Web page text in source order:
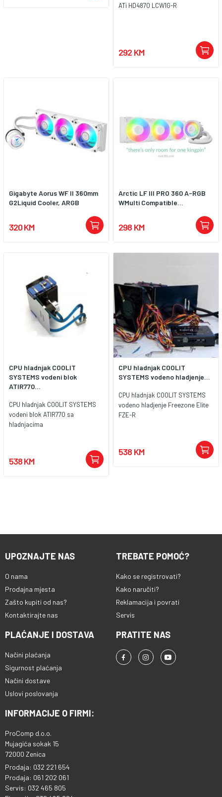
ATi HD4870 LCW1G-R
292 KM
Gigabyte Aorus WF II 360mm
G2Liquid Cooler, ARGB
320 KM
Arctic LF III PRO 360 A-RGB
WMulti Compatible...
298 KM
CPU hladnjak COOLIT
SYSTEMS vodeni blok
ATIR770...
CPU hladnjak COOLIT SYSTEMS
vodeni blok ATIR770 sa
hladnjacima
538 KM
CPU hladnjak COOLIT
SYSTEMS vodeno hladjenje...
CPU hladnjak COOLIT SYSTEMS
vodeno hladjenje Freezone Elite
FZE-R
538 KM
UPOZNAJTE NAS
O nama
Prodajna mjesta
Zašto kupiti od nas?
Kontaktirajte nas
TREBATE POMOĆ?
Kako se registrovati?
Kako naručiti?
Reklamacija i povrati
Servis
PLAĆANJE I DOSTAVA
Načini plaćanja
Sigurnost plaćanja
Načini dostave
Uslovi poslovanja
PRATITE NAS
INFORMACIJE O FIRMI:
ProComp d.o.o.
Mujagića sokak 15
72000 Zenica
Prodaja: 032 221 654
Prodaja: 061 202 061
Servis: 032 465 805